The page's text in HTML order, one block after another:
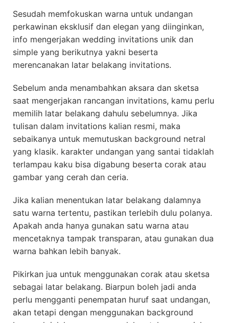
Sesudah memfokuskan warna untuk undangan
perkawinan eksklusif dan elegan yang diinginkan,
info mengerjakan wedding invitations unik dan
simple yang berikutnya yakni beserta
merencanakan latar belakang invitations.
Sebelum anda menambahkan aksara dan sketsa
saat mengerjakan rancangan invitations, kamu perlu
memilih latar belakang dahulu sebelumnya. Jika
tulisan dalam invitations kalian resmi, maka
sebaikanya untuk memutuskan background netral
yang klasik. karakter undangan yang santai tidaklah
terlampau kaku bisa digabung beserta corak atau
gambar yang cerah dan ceria.
Jika kalian menentukan latar belakang dalamnya
satu warna tertentu, pastikan terlebih dulu polanya.
Apakah anda hanya gunakan satu warna atau
mencetaknya tampak transparan, atau gunakan dua
warna bahkan lebih banyak.
Pikirkan jua untuk menggunakan corak atau sketsa
sebagai latar belakang. Biarpun boleh jadi anda
perlu mengganti penempatan huruf saat undangan,
akan tetapi dengan menggunakan background